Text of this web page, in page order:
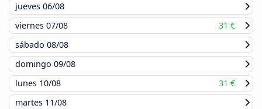
jueves 06/08
viernes 07/08
31 €
sábado 08/08
domingo 09/08
lunes 10/08
31 €
martes 11/08